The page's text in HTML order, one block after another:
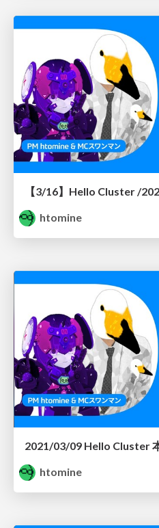
【3/16】Hello Cluster /
htomine
2021/03/09 Hello Cluster
htomine